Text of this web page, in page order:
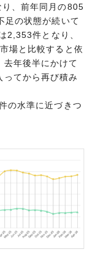
、前年同月の805
足の状態が続いて
2,353件となり、
場と比較すると依
年後半にかけて
てから再び積み
の水準に近づきつ